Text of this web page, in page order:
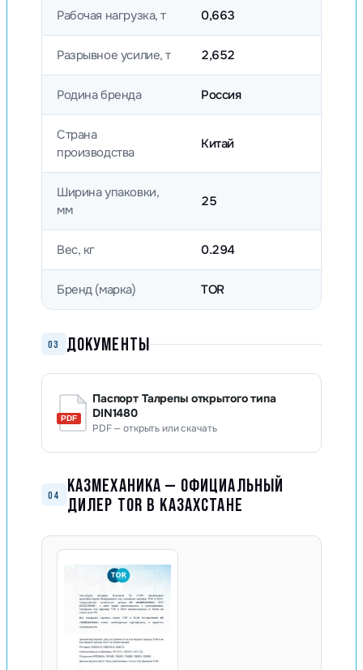
Рабочая нагрузка, т 0,663
Разрывное усилие, т 2,652
Родина бренда Россия
Страна
производства
Китай
Ширина упаковки,
мм
25
Вес, кг 0.294
Бренд (марка) TOR
03 ДОКУМЕНТЫ
Паспорт Талрепы открытого типа
DIN1480
PDF — открыть или скачать
04
КАЗМЕХАНИКА — ОФИЦИАЛЬНЫЙ
ДИЛЕР TOR В КАЗАХСТАНЕ